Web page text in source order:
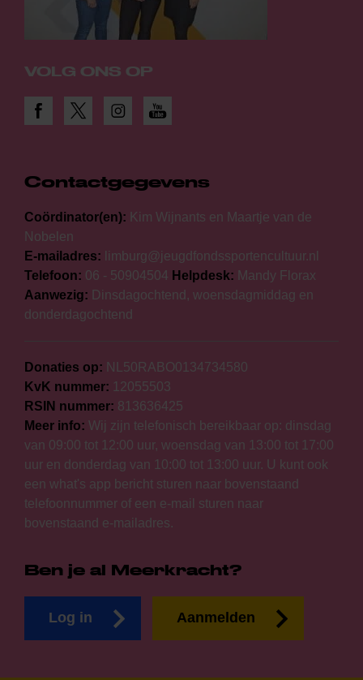
VOLG ONS OP
Contactgegevens
Coördinator(en): Kim Wijnants en Maartje van de
Nobelen
E-mailadres: limburg@jeugdfondssportencultuur.nl
Telefoon: 06 - 50904504 Helpdesk: Mandy Florax
Aanwezig: Dinsdagochtend, woensdagmiddag en
donderdagochtend
Donaties op: NL50RABO0134734580
KvK nummer: 12055503
RSIN nummer: 813636425
Meer info: Wij zijn telefonisch bereikbaar op: dinsdag
van 09:00 tot 12:00 uur, woensdag van 13:00 tot 17:00
uur en donderdag van 10:00 tot 13:00 uur. U kunt ook
een what's app bericht sturen naar bovenstaand
telefoonnummer of een e-mail sturen naar
bovenstaand e-mailadres.
Ben je al Meerkracht?
Log in Aanmelden